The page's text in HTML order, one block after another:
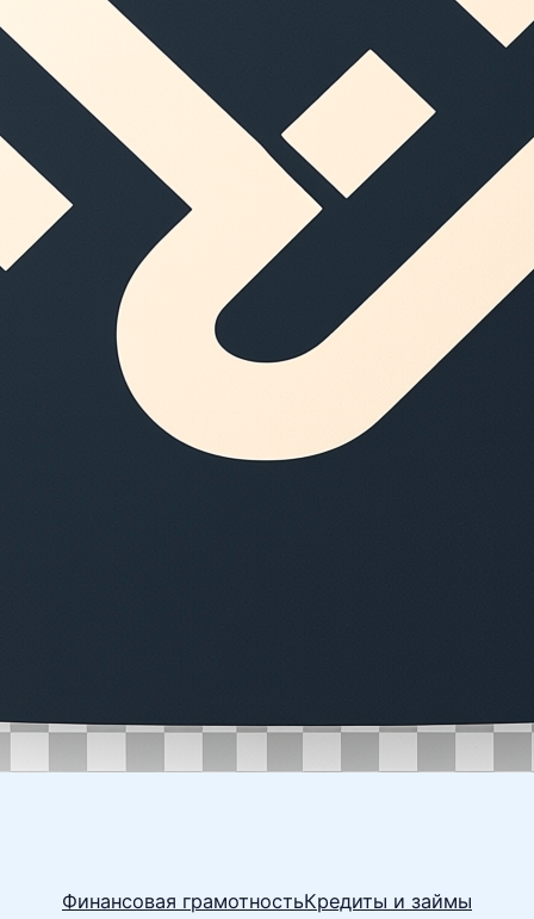
Финансовая грамотностьКредиты и займы